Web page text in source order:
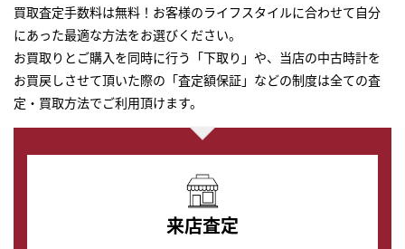
買取査定手数料は無料！お客様のライフスタイルに合わせて自分
にあった最適な方法をお選びください。
お買取りとご購入を同時に行う「下取り」や、当店の中古時計を
お買戻しさせて頂いた際の「査定額保証」などの制度は全ての査
定・買取方法でご利用頂けます。
来店査定